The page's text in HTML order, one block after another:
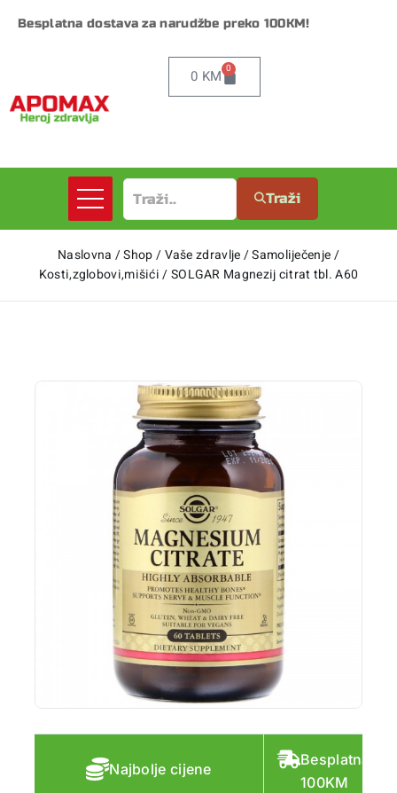
Besplatna dostava za narudžbe preko 100KM!
0 KM 0
Traži
Naslovna /Shop/Vaše zdravlje/Samoliječenje/
Kosti,zglobovi,mišići /SOLGAR Magnezij citrat tbl. A60
Najbolje cijene
Besplatna
100KM